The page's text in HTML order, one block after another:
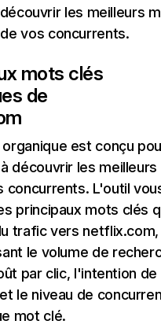
les meilleurs
de vos concurrents.
mots clés
de
est conçu
découvrir les
concurrents. L'outil
principaux mots clés
trafic vers
le volume de
par clic, l'intention de
le niveau de
mot clé.